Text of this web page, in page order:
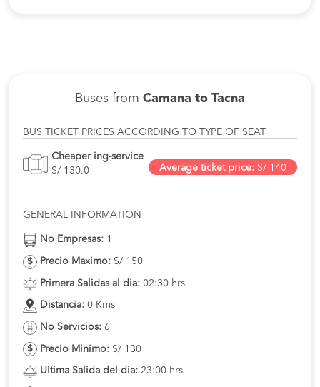
Buses from Camana to Tacna
BUS TICKET PRICES ACCORDING TO TYPE OF SEAT
Cheaper ing-service
S/ 130.0
Average ticket price: S/ 140
GENERAL INFORMATION
No Empresas: 1
Precio Maximo: S/ 150
Primera Salidas al dia: 02:30 hrs
Distancia: 0 Kms
No Servicios: 6
Precio Minimo: S/ 130
Ultima Salida del dia: 23:00 hrs